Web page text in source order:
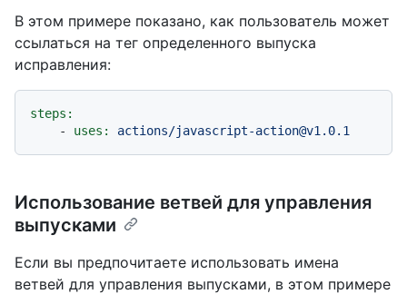
В этом примере показано, как пользователь может
ссылаться на тег определенного выпуска
исправления:
steps:
-
uses: actions/javascript-action@v1.0.1
Использование ветвей для управления
выпусками
Если вы предпочитаете использовать имена
ветвей для управления выпусками, в этом примере